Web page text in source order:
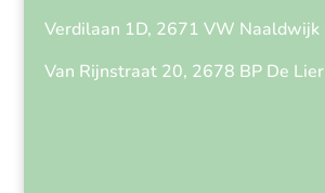
Verdilaan 1D, 2671 VW Naaldwijk
Van Rijnstraat 20, 2678 BP De Lier